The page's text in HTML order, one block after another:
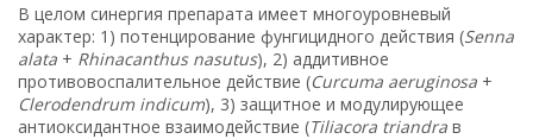
В целом синергия препарата имеет многоуровневый
характер: 1) потенцирование фунгицидного действия (Senna
alata + Rhinacanthus nasutus), 2) аддитивное
противовоспалительное действие (Curcuma aeruginosa +
Clerodendrum indicum), 3) защитное и модулирующее
антиоксидантное взаимодействие (Tiliacora triandra в